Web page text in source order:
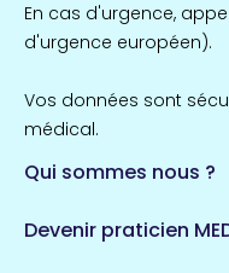
En cas d'urgence,
d'urgence européen).
Vos données sont
médical.
Qui sommes nous ?
Devenir praticien